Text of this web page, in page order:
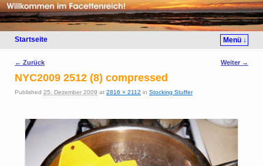
Startseite Menü ↓
Bilder-Navigation
← Zurück Weiter →
NYC2009 2512 (8) compressed
Published 25. Dezember 2009 at 2816 × 2112 in Stocking Stuffer